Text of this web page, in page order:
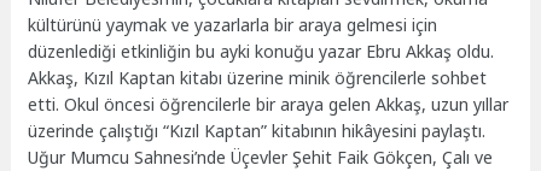
kültürünü yaymak ve yazarlarla bir araya gelmesi için
düzenlediği etkinliğin bu ayki konuğu yazar Ebru Akkaş oldu.
Akkaş, Kızıl Kaptan kitabı üzerine minik öğrencilerle sohbet
etti. Okul öncesi öğrencilerle bir araya gelen Akkaş, uzun yıllar
üzerinde çalıştığı “Kızıl Kaptan” kitabının hikâyesini paylaştı.
Uğur Mumcu Sahnesi’nde Üçevler Şehit Faik Gökçen, Çalı ve